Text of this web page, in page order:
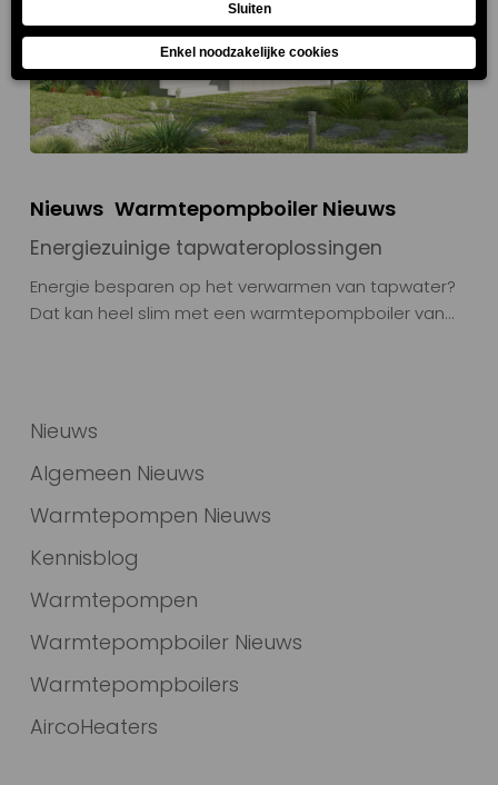
Nieuws Warmtepompboiler Nieuws
Energiezuinige tapwateroplossingen
Energie besparen op het verwarmen van tapwater?
Dat kan heel slim met een warmtepompboiler van…
Nieuws
Algemeen Nieuws
Warmtepompen Nieuws
Kennisblog
Warmtepompen
Warmtepompboiler Nieuws
Warmtepompboilers
AircoHeaters